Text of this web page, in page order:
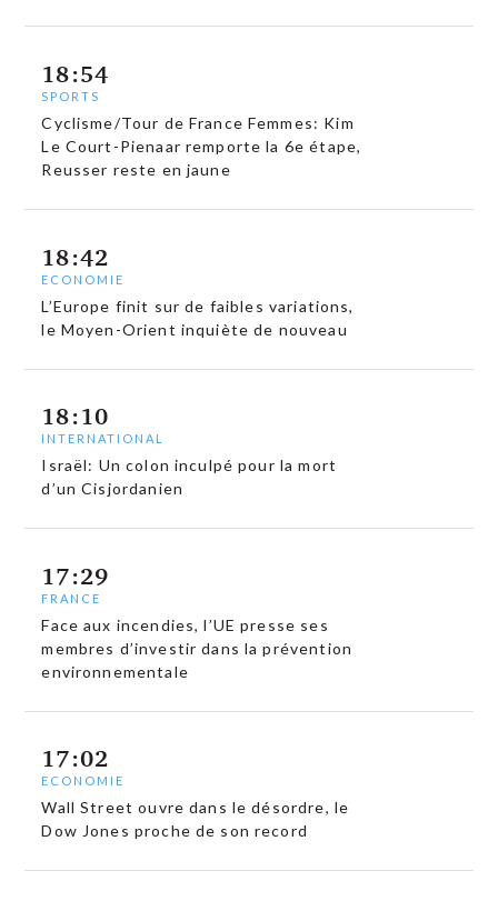
18:54
SPORTS
Cyclisme/Tour de France Femmes: Kim
Le Court-Pienaar remporte la 6e étape,
Reusser reste en jaune
18:42
ECONOMIE
L’Europe finit sur de faibles variations,
le Moyen-Orient inquiète de nouveau
18:10
INTERNATIONAL
Israël: Un colon inculpé pour la mort
d’un Cisjordanien
17:29
FRANCE
Face aux incendies, l’UE presse ses
membres d’investir dans la prévention
environnementale
17:02
ECONOMIE
Wall Street ouvre dans le désordre, le
Dow Jones proche de son record